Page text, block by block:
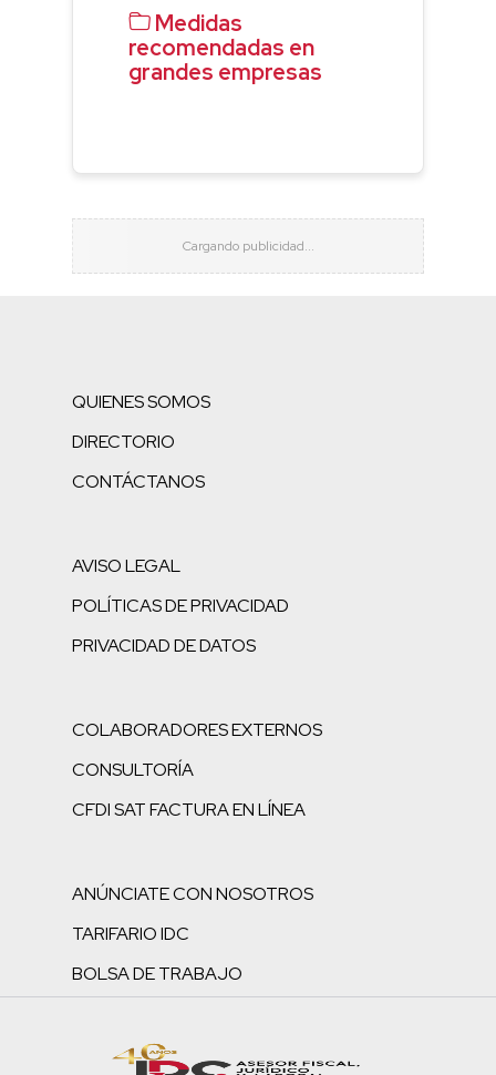
Medidas
recomendadas en
grandes empresas
QUIENES SOMOS
DIRECTORIO
CONTÁCTANOS
AVISO LEGAL
POLÍTICAS DE PRIVACIDAD
PRIVACIDAD DE DATOS
COLABORADORES EXTERNOS
CONSULTORÍA
CFDI SAT FACTURA EN LÍNEA
ANÚNCIATE CON NOSOTROS
TARIFARIO IDC
BOLSA DE TRABAJO